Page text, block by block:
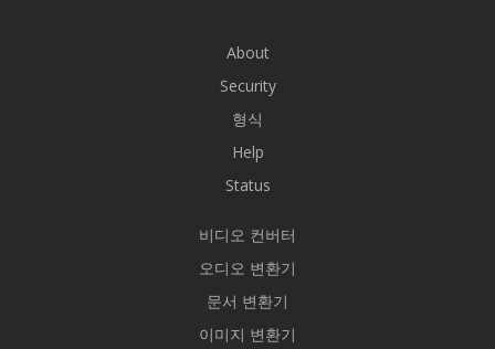
About
Security
형식
Help
Status
비디오 컨버터
오디오 변환기
문서 변환기
이미지 변환기